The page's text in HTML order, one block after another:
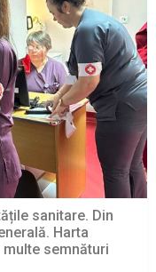
sanitare. Din
Harta
semnături